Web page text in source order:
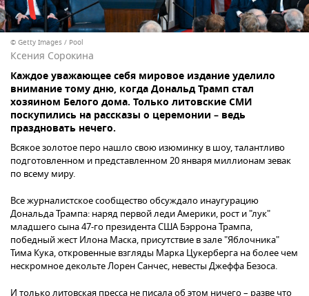
© Getty Images / Pool
Ксения Сорокина
Каждое уважающее себя мировое издание уделило
внимание тому дню, когда Дональд Трамп стал
хозяином Белого дома. Только литовские СМИ
поскупились на рассказы о церемонии – ведь
праздновать нечего.
Всякое золотое перо нашло свою изюминку в шоу, талантливо
подготовленном и представленном 20 января миллионам зевак
по всему миру.
Все журналистское сообщество обсуждало инаугурацию
Дональда Трампа: наряд первой леди Америки, рост и "лук"
младшего сына 47-го президента США Бэррона Трампа,
победный жест Илона Маска, присутствие в зале "Яблочника"
Тима Кука, откровенные взгляды Марка Цукерберга на более чем
нескромное декольте Лорен Санчес, невесты Джеффа Безоса.
И только литовская пресса не писала об этом ничего – разве что